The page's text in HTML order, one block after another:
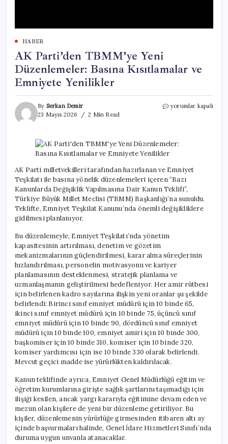
HABER
AK Parti’den TBMM’ye Yeni
Düzenlemeler: Basına Kısıtlamalar ve
Emniyete Yenilikler
By Serkan Demir
23 Mayıs 2026
2 Min Read
AK
ve
Emniyete
Yenilikler
için
yorumlar kapalı
AK Parti milletvekilleri tarafından hazırlanan ve Emniyet
Teşkilatı ile basına yönelik düzenlemeleri içeren “Bazı
Kanunlarda Değişiklik Yapılmasına Dair Kanun Teklifi”,
Türkiye Büyük Millet Meclisi (TBMM) Başkanlığı’na sunuldu.
Teklifte, Emniyet Teşkilat Kanunu’nda önemli değişikliklere
gidilmesi planlanıyor.
Bu düzenlemeyle, Emniyet Teşkilatı’nda yönetim
kapasitesinin artırılması, denetim ve gözetim
mekanizmalarının güçlendirilmesi, karar alma süreçlerinin
hızlandırılması, personelin motivasyonu ve kariyer
planlamasının desteklenmesi, stratejik planlama ve
uzmanlaşmanın geliştirilmesi hedefleniyor. Her amir rütbesi
için belirlenen kadro sayılarına ilişkin yeni oranlar şu şekilde
belirlendi: Birinci sınıf emniyet müdürü için 10 binde 65,
ikinci sınıf emniyet müdürü için 10 binde 75, üçüncü sınıf
emniyet müdürü için 10 binde 90, dördüncü sınıf emniyet
müdürü için 10 binde 100, emniyet amiri için 10 binde 300,
başkomiser için 10 binde 310, komiser için 10 binde 320,
komiser yardımcısı için ise 10 binde 330 olarak belirlendi.
Mevcut geçici madde ise yürürlükten kaldırılacak.
Kanun teklifinde ayrıca, Emniyet Genel Müdürlüğü eğitim ve
öğretim kurumlarına girişte sağlık şartlarını taşımadığı için
ilişiği kesilen, ancak yargı kararıyla eğitimine devam eden ve
mezun olan kişilere de yeni bir düzenleme getiriliyor. Bu
kişiler, düzenlemenin yürürlüğe girmesinden itibaren altı ay
içinde başvurmaları halinde, Genel İdare Hizmetleri Sınıfı’nda
duruma uygun unvanla atanacaklar.